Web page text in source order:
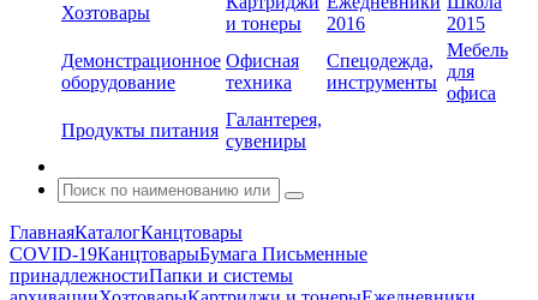
Хозтовары
и тонеры
2016
2015
Демонстрационное
оборудование
Офисная
техника
Спецодежда,
инструменты
Мебель
для
офиса
Продукты питания
Галантерея,
сувениры
ГлавнаяКаталогКанцтовары
COVID-19КанцтоварыБумага Письменные
принадлежностиПапки и системы